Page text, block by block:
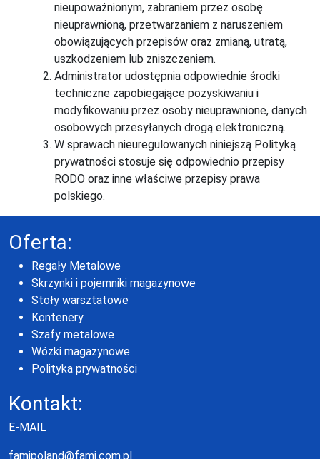
nieupoważnionym, zabraniem przez osobę
nieuprawnioną, przetwarzaniem z naruszeniem
obowiązujących przepisów oraz zmianą, utratą,
uszkodzeniem lub zniszczeniem.
Administrator udostępnia odpowiednie środki
techniczne zapobiegające pozyskiwaniu i
modyfikowaniu przez osoby nieuprawnione, danych
osobowych przesyłanych drogą elektroniczną.
W sprawach nieuregulowanych niniejszą Polityką
prywatności stosuje się odpowiednio przepisy
RODO oraz inne właściwe przepisy prawa
polskiego.
Oferta:
Regały Metalowe
Skrzynki i pojemniki magazynowe
Stoły warsztatowe
Kontenery
Szafy metalowe
Wózki magazynowe
Polityka prywatności
Kontakt:
E-MAIL
famipoland@fami.com.pl